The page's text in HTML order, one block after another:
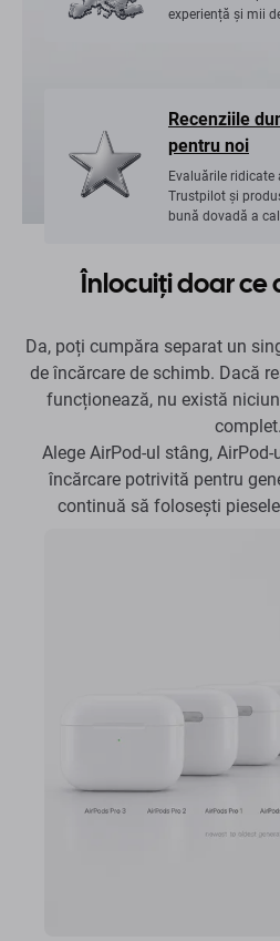
experiență și mii
Recenziile
pentru noi
Evaluările ridicate
Trustpilot și
bună dovadă a
Înlocuiți doar ce
Da, poți cumpăra separat un
de încărcare de schimb. Dacă
funcționează, nu există
complet.
Alege AirPod-ul stâng,
încărcare potrivită pentru
continuă să folosești